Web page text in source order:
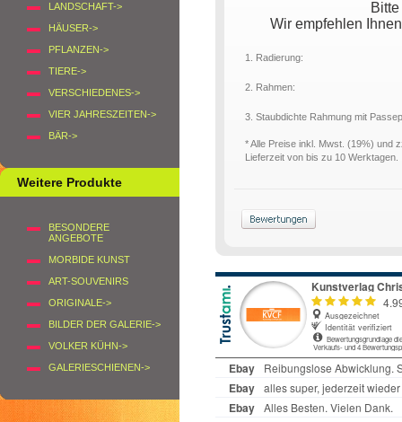
LANDSCHAFT->
HÄUSER->
PFLANZEN->
TIERE->
VERSCHIEDENES->
VIER JAHRESZEITEN->
BÄR->
Weitere Produkte
BESONDERE
ANGEBOTE
MORBIDE KUNST
ART-SOUVENIRS
ORIGINALE->
BILDER DER GALERIE->
VOLKER KÜHN->
GALERIESCHIENEN->
Wir empfehlen
1. Radierung:
2. Rahmen:
3. Staubdichte Rahmung mit
* Alle Preise inkl. Mwst. (19%) und
Lieferzeit von bis zu 10 Werktagen.